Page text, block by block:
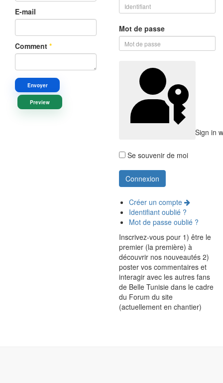
E-mail
Comment *
Envoyer
Preview
Mot de passe
Sign in
Se souvenir de moi
Créer un compte
Identifiant oublié ?
Mot de passe oublié ?
Inscrivez-vous pour 1) être le
premier (la première) à
découvrir nos nouveautés 2)
poster vos commentaires et
interagir avec les autres fans
de Belle Tunisie dans le cadre
du Forum du site
(actuellement en chantier)